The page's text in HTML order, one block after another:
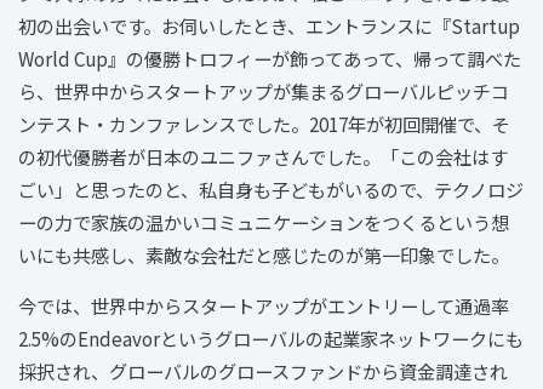
初の出会いです。お伺いしたとき、エントランスに『Startup
World Cup』の優勝トロフィーが飾ってあって、帰って調べた
ら、世界中からスタートアップが集まるグローバルピッチコ
ンテスト・カンファレンスでした。2017年が初回開催で、そ
の初代優勝者が日本のユニファさんでした。「この会社はす
ごい」と思ったのと、私自身も子どもがいるので、テクノロジ
ーの力で家族の温かいコミュニケーションをつくるという想
いにも共感し、素敵な会社だと感じたのが第一印象でした。
今では、世界中からスタートアップがエントリーして通過率
2.5%のEndeavorというグローバルの起業家ネットワークにも
採択され、グローバルのグロースファンドから資金調達され